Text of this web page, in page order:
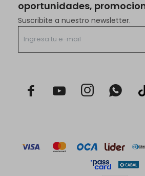
oportunidades,
Suscribite a nuestro newsletter.
  